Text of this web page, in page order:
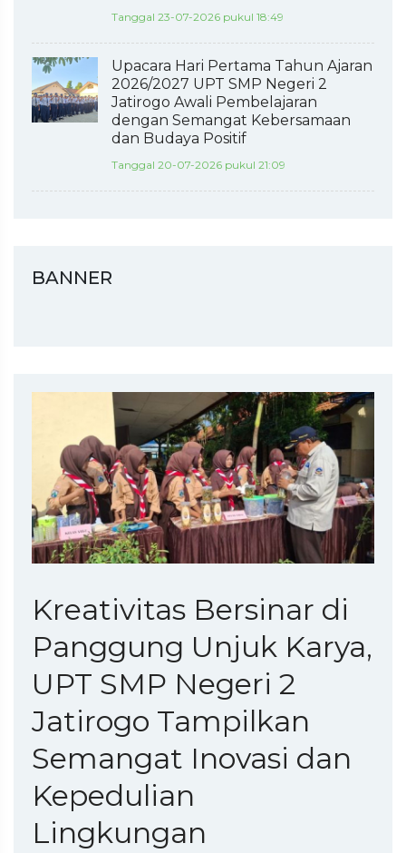
Tanggal 23-07-2026 pukul 18:49
Upacara Hari Pertama Tahun Ajaran
2026/2027 UPT SMP Negeri 2
Jatirogo Awali Pembelajaran
dengan Semangat Kebersamaan
dan Budaya Positif
Tanggal 20-07-2026 pukul 21:09
BANNER
Kreativitas Bersinar di
Panggung Unjuk Karya,
UPT SMP Negeri 2
Jatirogo Tampilkan
Semangat Inovasi dan
Kepedulian
Lingkungan